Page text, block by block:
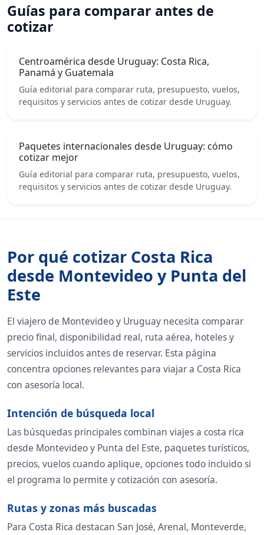
Guías para comparar antes de
cotizar
Centroamérica desde Uruguay: Costa Rica,
Panamá y Guatemala
Guía editorial para comparar ruta, presupuesto, vuelos,
requisitos y servicios antes de cotizar desde Uruguay.
Paquetes internacionales desde Uruguay: cómo
cotizar mejor
Guía editorial para comparar ruta, presupuesto, vuelos,
requisitos y servicios antes de cotizar desde Uruguay.
Por qué cotizar Costa Rica
desde Montevideo y Punta del
Este
El viajero de Montevideo y Uruguay necesita comparar
precio final, disponibilidad real, ruta aérea, hoteles y
servicios incluidos antes de reservar. Esta página
concentra opciones relevantes para viajar a Costa Rica
con asesoría local.
Intención de búsqueda local
Las búsquedas principales combinan viajes a costa rica
desde Montevideo y Punta del Este, paquetes turísticos,
precios, vuelos cuando aplique, opciones todo incluido si
el programa lo permite y cotización con asesoría.
Rutas y zonas más buscadas
Para Costa Rica destacan San José, Arenal, Monteverde,